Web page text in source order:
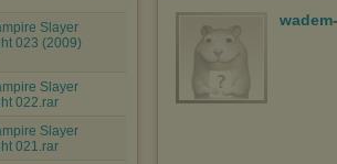
Slayer
023 (2009)
Slayer
022.rar
Slayer
021.rar